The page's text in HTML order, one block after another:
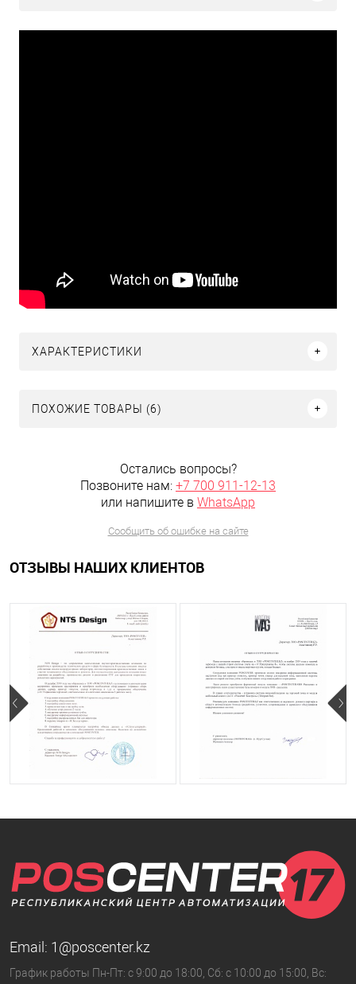
ХАРАКТЕРИСТИКИ
ПОХОЖИЕ ТОВАРЫ (6)
Остались вопросы?
Позвоните нам: +7 700 911-12-13
или напишите в WhatsApp
Сообщить об ошибке на сайте
ОТЗЫВЫ НАШИХ КЛИЕНТОВ
Email: 1@poscenter.kz
График работы Пн-Пт: с 9:00 до 18:00, Сб: с 10:00 до 15:00, Вс: